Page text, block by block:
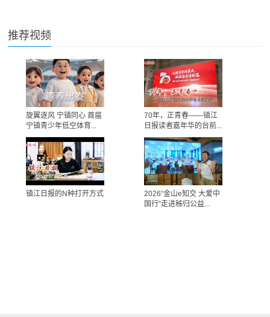
推荐视频
旋翼逐风 宁镇同心 首届
宁镇青少年低空体育...
70年，正青春——镇江
日报读者嘉年华的台前...
镇江日报的N种打开方式
2026“金山e知交 大爱中
国行”走进秭归公益...